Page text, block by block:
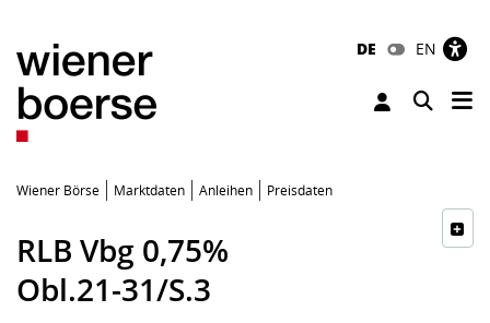
DE EN
Toggle
Wiener Börse Marktdaten Anleihen Preisdaten
RLB Vbg 0,75%
Obl.21-31/S.3